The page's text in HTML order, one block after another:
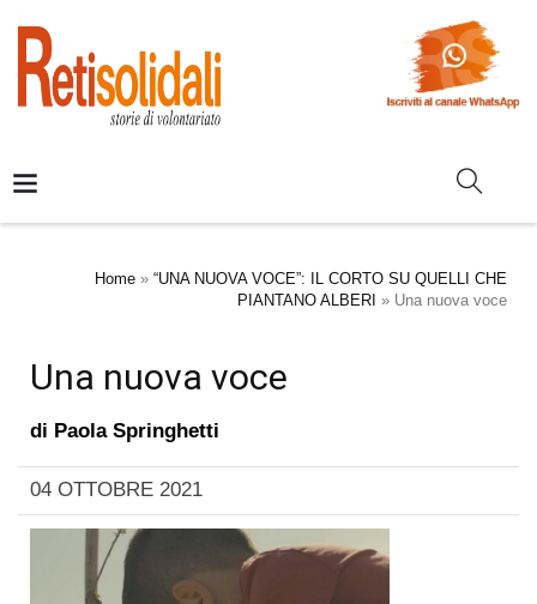
Home » “UNA NUOVA VOCE”: IL CORTO SU QUELLI CHE
PIANTANO ALBERI » Una nuova voce
Una nuova voce
di Paola Springhetti
04 OTTOBRE 2021